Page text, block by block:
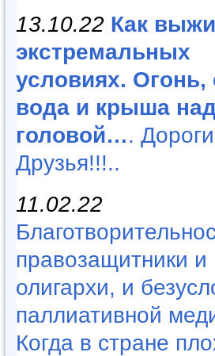
13.10.22 Как
экстремальных
условиях. Огонь,
вода и крыша
головой….
Друзья!!!..
11.02.22
правозащитники и
олигархи, и
паллиативной
Когда в стране